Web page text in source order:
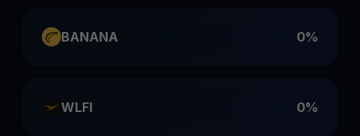
BANANA 0%
WLFI 0%